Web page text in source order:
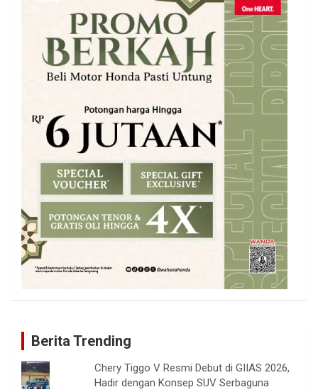
Berita Trending
Chery Tiggo V Resmi Debut di GIIAS 2026,
Hadir dengan Konsep SUV Serbaguna